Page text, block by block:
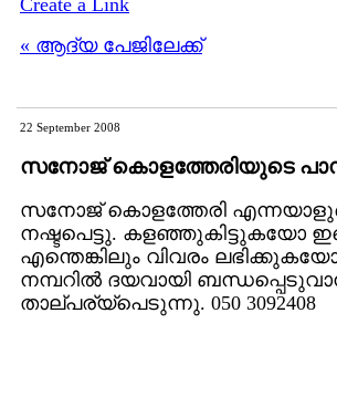
« ആദ്യ പേജിലേക്ക്
22 September 2008
സനോജ് കൊളത്തേരിയുടെ
സനോജ് കൊളത്തേരി
നഷ്ടപെട്ടു. കളഞ്ഞുകിട്ടുകയോ
എന്തെങ്കിലും വിവരം
നമ്പറില്‍ ദയവായി
താല്പര്യ്‌പെടുന്നു. 050 3092408